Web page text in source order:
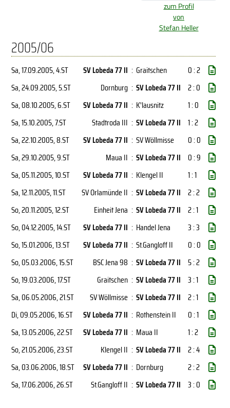
zum Profil
von
Stefan Heller
2005/06
Sa, 17.09.2005, 4.ST SV Lobeda 77 II : Graitschen
0 : 2
Sa, 24.09.2005, 5.ST Dornburg : SV Lobeda 77 II 2 : 0
Sa, 08.10.2005, 6.ST SV Lobeda 77 II : K'lausnitz
1 : 0
Sa, 15.10.2005, 7.ST Stadtroda III : SV Lobeda 77 II 1 : 2
Sa, 22.10.2005, 8.ST SV Lobeda 77 II : SV Wöllmisse
0 : 0
Sa, 29.10.2005, 9.ST Maua II : SV Lobeda 77 II 0 : 9
Sa, 05.11.2005, 10.ST SV Lobeda 77 II : Klengel II
1 : 1
Sa, 12.11.2005, 11.ST SV Orlamünde II : SV Lobeda 77 II 2 : 2
So, 20.11.2005, 12.ST Einheit Jena : SV Lobeda 77 II 2 : 1
So, 04.12.2005, 14.ST SV Lobeda 77 II : Handel Jena
3 : 3
So, 15.01.2006, 13.ST SV Lobeda 77 II : St.Gangloff II
0 : 0
So, 05.03.2006, 15.ST BSC Jena 98 : SV Lobeda 77 II 5 : 2
So, 19.03.2006, 17.ST Graitschen : SV Lobeda 77 II 3 : 1
Sa, 06.05.2006, 21.ST SV Wöllmisse : SV Lobeda 77 II 2 : 1
Di, 09.05.2006, 16.ST SV Lobeda 77 II : Rothenstein II
0 : 1
Sa, 13.05.2006, 22.ST SV Lobeda 77 II : Maua II
1 : 2
So, 21.05.2006, 23.ST Klengel II : SV Lobeda 77 II 2 : 4
Sa, 03.06.2006, 18.ST SV Lobeda 77 II : Dornburg
2 : 2
Sa, 17.06.2006, 26.ST St.Gangloff II : SV Lobeda 77 II 3 : 0